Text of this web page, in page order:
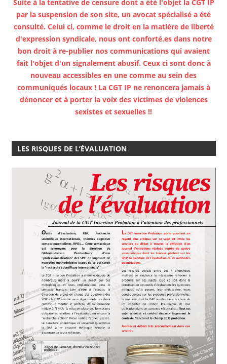
Suite à la tentative de censure dont a été l'objet la CGT IP
par la suspension de son site, un avocat spécialisé a été
consulté. Celui ci, comme le droit en la matière de liberté
d'expression syndicale, nous ont conforté.es dans notre
bon droit à re-publier nos communications qui avaient
fait l'objet d'un signalement abusif. Ceux ci sont donc à
nouveau accessibles en une comme au sein des
communiqués locaux ! La CGT IP ne renoncera jamais à
dénoncer et à porter la voix des victimes de violences
sexistes et sexuelles !!
LES RISQUES DE L’ÉVALUATION